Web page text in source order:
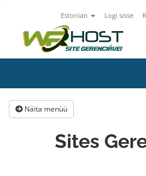
Estonian Logi sisse
Näita menüü
Sites